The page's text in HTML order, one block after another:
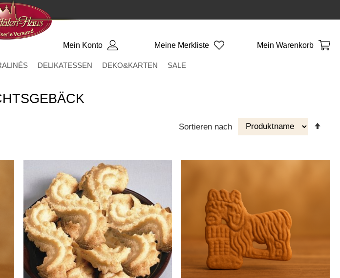
Mein Konto Meine Merkliste Mein Warenkorb
DELIKATESSEN DEKO&KARTEN SALE
Sortieren nach